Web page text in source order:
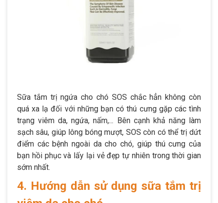
Sữa tắm trị ngứa cho chó SOS chắc hẳn không còn
quá xa lạ đối với những bạn có thú cưng gặp các tình
trạng viêm da, ngứa, nấm,... Bên cạnh khả năng làm
sạch sâu, giúp lông bóng mượt, SOS còn có thể trị dứt
điểm các bệnh ngoài da cho chó, giúp thú cưng của
bạn hồi phục và lấy lại vẻ đẹp tự nhiên trong thời gian
sớm nhất.
4. Hướng dẫn sử dụng sữa tắm trị